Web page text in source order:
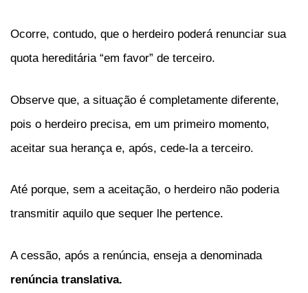
Ocorre, contudo, que o herdeiro poderá renunciar sua
quota hereditária “em favor” de terceiro.
Observe que, a situação é completamente diferente,
pois o herdeiro precisa, em um primeiro momento,
aceitar sua herança e, após, cede-la a terceiro.
Até porque, sem a aceitação, o herdeiro não poderia
transmitir aquilo que sequer lhe pertence.
A cessão, após a renúncia, enseja a denominada
renúncia translativa.